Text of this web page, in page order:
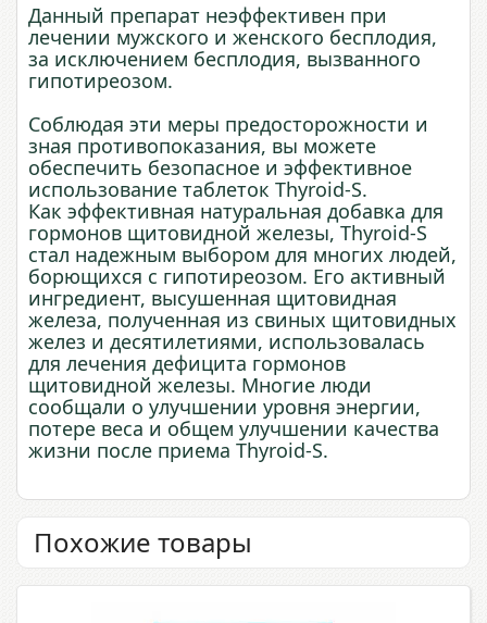
Данный препарат неэффективен при
лечении мужского и женского бесплодия,
за исключением бесплодия, вызванного
гипотиреозом.
Соблюдая эти меры предосторожности и
зная противопоказания, вы можете
обеспечить безопасное и эффективное
использование таблеток Thyroid-S.
Как эффективная натуральная добавка для
гормонов щитовидной железы, Thyroid-S
стал надежным выбором для многих людей,
борющихся с гипотиреозом. Его активный
ингредиент, высушенная щитовидная
железа, полученная из свиных щитовидных
желез и десятилетиями, использовалась
для лечения дефицита гормонов
щитовидной железы. Многие люди
сообщали о улучшении уровня энергии,
потере веса и общем улучшении качества
жизни после приема Thyroid-S.
Похожие товары